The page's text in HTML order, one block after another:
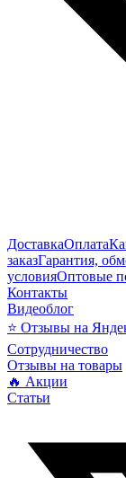
ДоставкаОплата
заказГарантия,
условияОптовые
Контакты
Видеоблог
⭐ Отзывы на
Сотрудничество
Отзывы на товары
🔥 Акции
Статьи